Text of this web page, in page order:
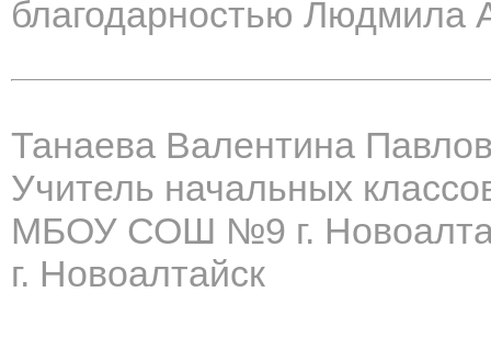
благодарностью Людмила
Танаева Валентина
Учитель начальных
МБОУ СОШ №9 г.
г. Новоалтайск